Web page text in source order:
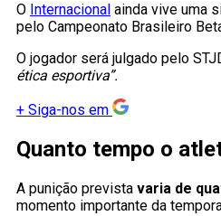
O Internacional ainda vive uma
pelo Campeonato Brasileiro
O jogador será julgado pelo
ética esportiva”.
+ Siga-nos em
Quanto tempo o
A punição prevista varia de
momento importante da